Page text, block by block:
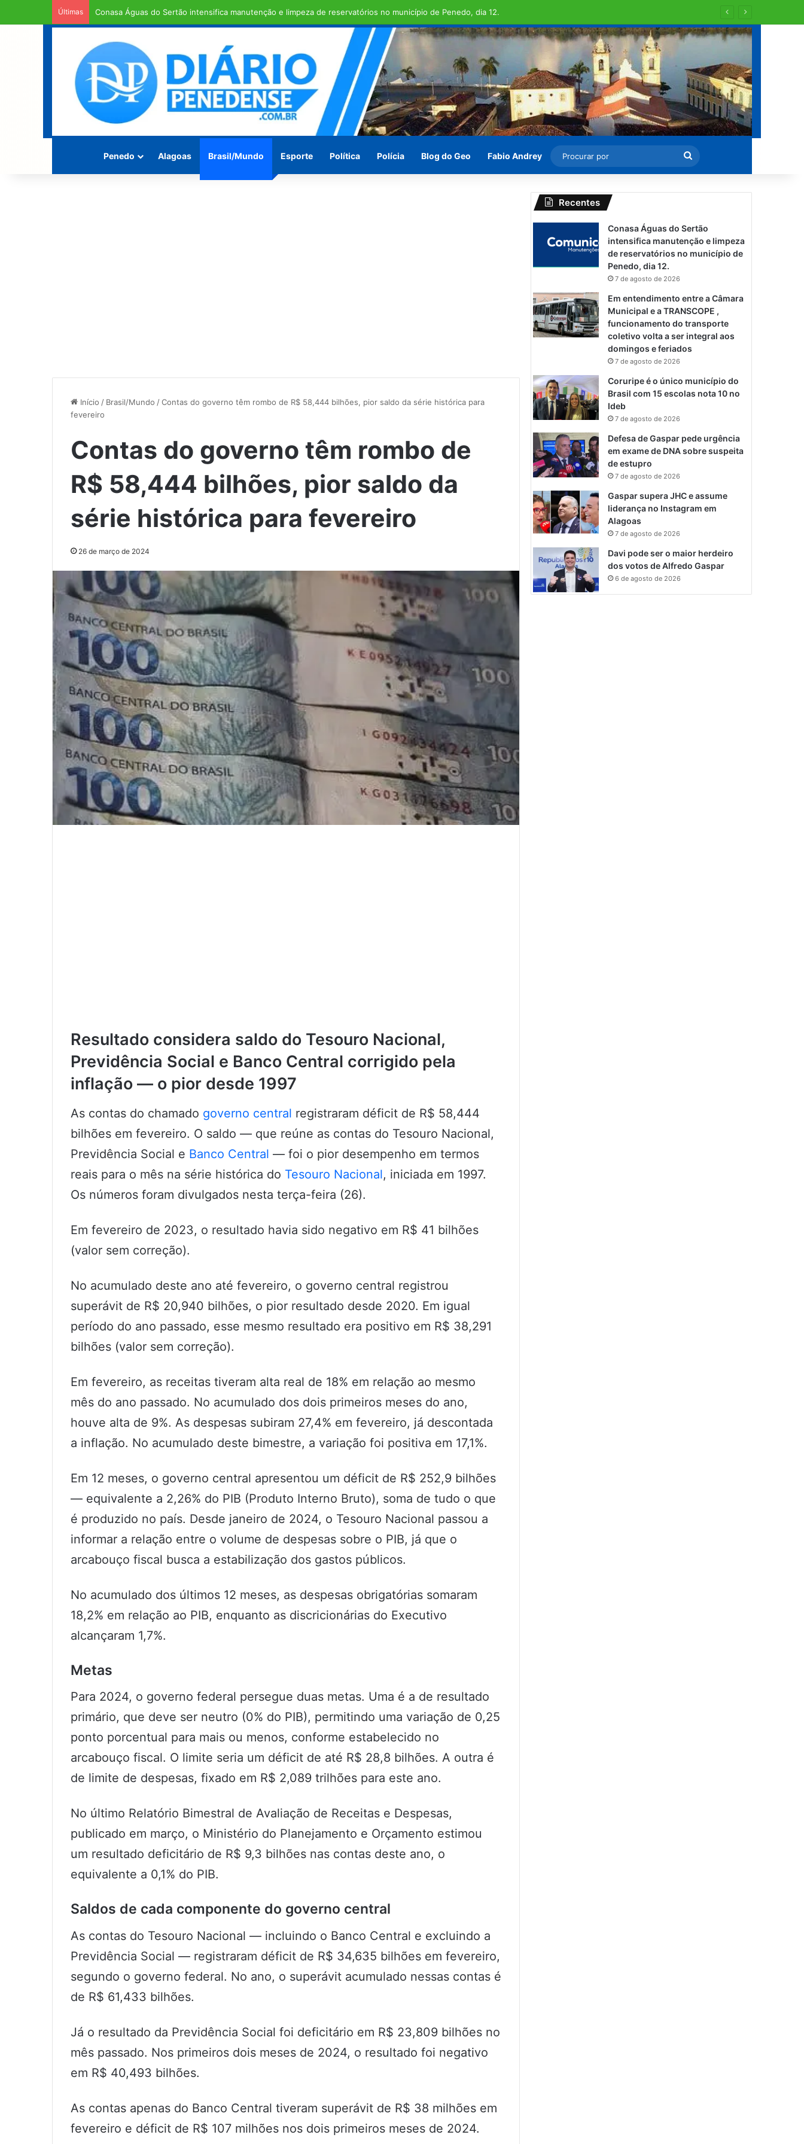
Últimas Em entendimento entre a Câmara Municipal e a TRANSCOPE , funcionamento do transporte coletivo volta a ser integral aos domingos e feriados
Penedo Alagoas Brasil/Mundo Esporte Política Polícia Blog do Geo Fabio Andrey
Procurar
por
Início / Brasil/Mundo /Contas do governo têm rombo de R$ 58,444 bilhões, pior saldo da série histórica para
fevereiro
Contas do governo têm rombo de
R$ 58,444 bilhões, pior saldo da
série histórica para fevereiro
26 de março de 2024
Resultado considera saldo do Tesouro Nacional,
Previdência Social e Banco Central corrigido pela
inflação — o pior desde 1997
As contas do chamado governo central registraram déficit de R$ 58,444
bilhões em fevereiro. O saldo — que reúne as contas do Tesouro Nacional,
Previdência Social e Banco Central — foi o pior desempenho em termos
reais para o mês na série histórica do Tesouro Nacional, iniciada em 1997.
Os números foram divulgados nesta terça-feira (26).
Em fevereiro de 2023, o resultado havia sido negativo em R$ 41 bilhões
(valor sem correção).
No acumulado deste ano até fevereiro, o governo central registrou
superávit de R$ 20,940 bilhões, o pior resultado desde 2020. Em igual
período do ano passado, esse mesmo resultado era positivo em R$ 38,291
bilhões (valor sem correção).
Em fevereiro, as receitas tiveram alta real de 18% em relação ao mesmo
mês do ano passado. No acumulado dos dois primeiros meses do ano,
houve alta de 9%. As despesas subiram 27,4% em fevereiro, já descontada
a inflação. No acumulado deste bimestre, a variação foi positiva em 17,1%.
Em 12 meses, o governo central apresentou um déficit de R$ 252,9 bilhões
— equivalente a 2,26% do PIB (Produto Interno Bruto), soma de tudo o que
é produzido no país. Desde janeiro de 2024, o Tesouro Nacional passou a
informar a relação entre o volume de despesas sobre o PIB, já que o
arcabouço fiscal busca a estabilização dos gastos públicos.
No acumulado dos últimos 12 meses, as despesas obrigatórias somaram
18,2% em relação ao PIB, enquanto as discricionárias do Executivo
alcançaram 1,7%.
Metas
Para 2024, o governo federal persegue duas metas. Uma é a de resultado
primário, que deve ser neutro (0% do PIB), permitindo uma variação de 0,25
ponto porcentual para mais ou menos, conforme estabelecido no
arcabouço fiscal. O limite seria um déficit de até R$ 28,8 bilhões. A outra é
de limite de despesas, fixado em R$ 2,089 trilhões para este ano.
No último Relatório Bimestral de Avaliação de Receitas e Despesas,
publicado em março, o Ministério do Planejamento e Orçamento estimou
um resultado deficitário de R$ 9,3 bilhões nas contas deste ano, o
equivalente a 0,1% do PIB.
Saldos de cada componente do governo central
As contas do Tesouro Nacional — incluindo o Banco Central e excluindo a
Previdência Social — registraram déficit de R$ 34,635 bilhões em fevereiro,
segundo o governo federal. No ano, o superávit acumulado nessas contas é
de R$ 61,433 bilhões.
Já o resultado da Previdência Social foi deficitário em R$ 23,809 bilhões no
mês passado. Nos primeiros dois meses de 2024, o resultado foi negativo
em R$ 40,493 bilhões.
As contas apenas do Banco Central tiveram superávit de R$ 38 milhões em
fevereiro e déficit de R$ 107 milhões nos dois primeiros meses de 2024.
Recentes
Conasa Águas do Sertão
intensifica manutenção e limpeza
de reservatórios no município de
Penedo, dia 12.
7 de agosto de 2026
Em entendimento entre a Câmara
Municipal e a TRANSCOPE ,
funcionamento do transporte
coletivo volta a ser integral aos
domingos e feriados
7 de agosto de 2026
Coruripe é o único município do
Brasil com 15 escolas nota 10 no
Ideb
7 de agosto de 2026
Defesa de Gaspar pede urgência
em exame de DNA sobre suspeita
de estupro
7 de agosto de 2026
Gaspar supera JHC e assume
liderança no Instagram em
Alagoas
7 de agosto de 2026
Davi pode ser o maior herdeiro
dos votos de Alfredo Gaspar
6 de agosto de 2026